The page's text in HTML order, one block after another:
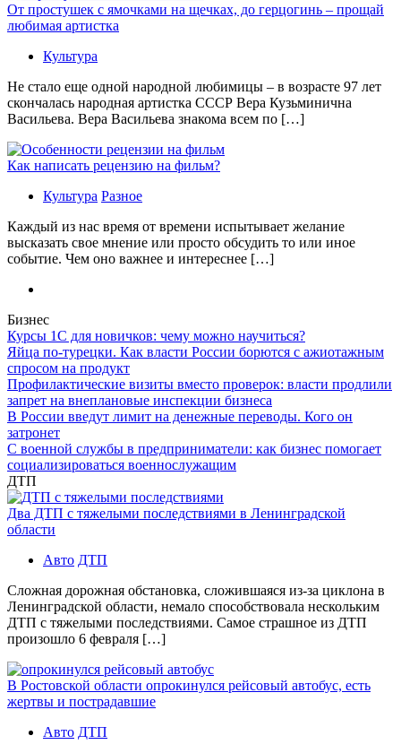
От простушек с ямочками на щечках, до герцогинь – прощай
любимая артистка
Культура
Не стало еще одной народной любимицы – в возрасте 97 лет
скончалась народная артистка СССР Вера Кузьминична
Васильева. Вера Васильева знакома всем по […]
Как написать рецензию на фильм?
Культура Разное
Каждый из нас время от времени испытывает желание
высказать свое мнение или просто обсудить то или иное
событие. Чем оно важнее и интереснее […]
Бизнес
Курсы 1С для новичков: чему можно научиться?
Яйца по-турецки. Как власти России борются с ажиотажным
спросом на продукт
Профилактические визиты вместо проверок: власти продлили
запрет на внеплановые инспекции бизнеса
В России введут лимит на денежные переводы. Кого он
затронет
С военной службы в предприниматели: как бизнес помогает
социализироваться военнослужащим
ДТП
Два ДТП с тяжелыми последствиями в Ленинградской
области
Авто ДТП
Сложная дорожная обстановка, сложившаяся из-за циклона в
Ленинградской области, немало способствовала нескольким
ДТП с тяжелыми последствиями. Самое страшное из ДТП
произошло 6 февраля […]
В Ростовской области опрокинулся рейсовый автобус, есть
жертвы и пострадавшие
Авто ДТП